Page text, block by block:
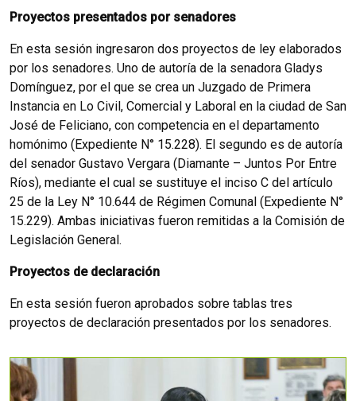
Proyectos presentados por senadores
En esta sesión ingresaron dos proyectos de ley elaborados
por los senadores. Uno de autoría de la senadora Gladys
Domínguez, por el que se crea un Juzgado de Primera
Instancia en Lo Civil, Comercial y Laboral en la ciudad de San
José de Feliciano, con competencia en el departamento
homónimo (Expediente N° 15.228). El segundo es de autoría
del senador Gustavo Vergara (Diamante – Juntos Por Entre
Ríos), mediante el cual se sustituye el inciso C del artículo
25 de la Ley N° 10.644 de Régimen Comunal (Expediente N°
15.229). Ambas iniciativas fueron remitidas a la Comisión de
Legislación General.
Proyectos de declaración
En esta sesión fueron aprobados sobre tablas tres
proyectos de declaración presentados por los senadores.